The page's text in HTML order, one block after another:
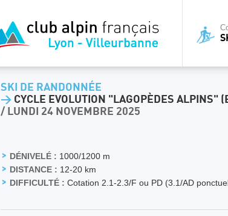
SKI DE RANDONNÉE
> CYCLE EVOLUTION "LAGOPÈDES ALPINS"
/ LUNDI 24 NOVEMBRE 2025
DÉNIVELÉ : 1000/1200 m
DISTANCE : 12-20 km
DIFFICULTÉ : Cotation 2.1-2.3/F ou PD (3.1/AD